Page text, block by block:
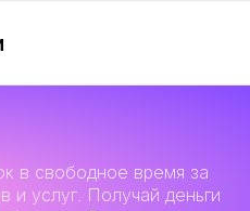
в свободное время за
и услуг. Получай деньги